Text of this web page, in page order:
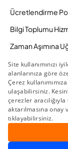
Ücretlendirme
Bilgi Toplumu
Zaman Aşımına
Duyurular ve
© 2026 Gedik